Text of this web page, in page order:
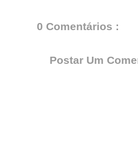
0 Comentários :
Postar Um